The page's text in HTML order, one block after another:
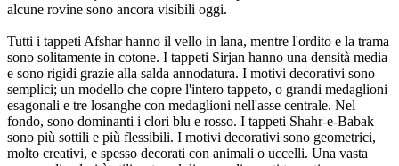
alcune rovine sono ancora visibili oggi.
Tutti i tappeti Afshar hanno il vello in lana, mentre l'ordito e la trama
sono solitamente in cotone. I tappeti Sirjan hanno una densità media
e sono rigidi grazie alla salda annodatura. I motivi decorativi sono
semplici; un modello che copre l'intero tappeto, o grandi medaglioni
esagonali e tre losanghe con medaglioni nell'asse centrale. Nel
fondo, sono dominanti i clori blu e rosso. I tappeti Shahr-e-Babak
sono più sottili e più flessibili. I motivi decorativi sono geometrici,
molto creativi, e spesso decorati con animali o uccelli. Una vasta